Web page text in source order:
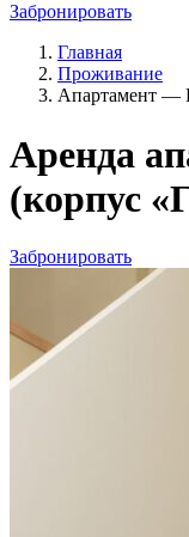
Забронировать
Главная
Проживание
Апартамент —
Аренда
(корпус
Забронировать